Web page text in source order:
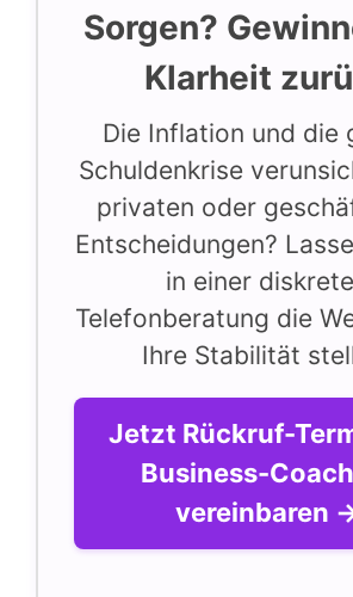
Sorgen?
Klarheit
Die Inflation und die
Schuldenkrise
privaten oder
Entscheidungen?
in einer
Telefonberatung die
Ihre Stabilität
Jetzt Rückruf-
Business-
vereinbaren